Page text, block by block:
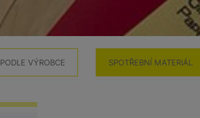
PODLE VÝROBCE SPOTŘEBNÍ MATERIÁL